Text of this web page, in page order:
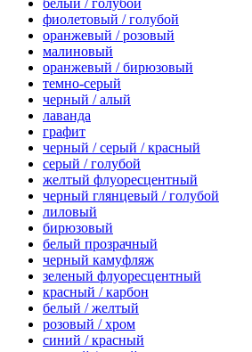
белый / голубой
фиолетовый / голубой
оранжевый / розовый
малиновый
оранжевый / бирюзовый
темно-серый
черный / алый
лаванда
графит
черный / серый / красный
серый / голубой
желтый флуоресцентный
черный глянцевый / голубой
лиловый
бирюзовый
белый прозрачный
черный камуфляж
зеленый флуоресцентный
красный / карбон
белый / желтый
розовый / хром
синий / красный